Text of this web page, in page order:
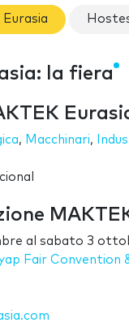
la fiera
, Macchinari,
al sabato 3
Fair Convention